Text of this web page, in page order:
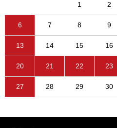
1 2
6 7 8 9
13 14 15 16
20 21 22 23
27 28 29 30